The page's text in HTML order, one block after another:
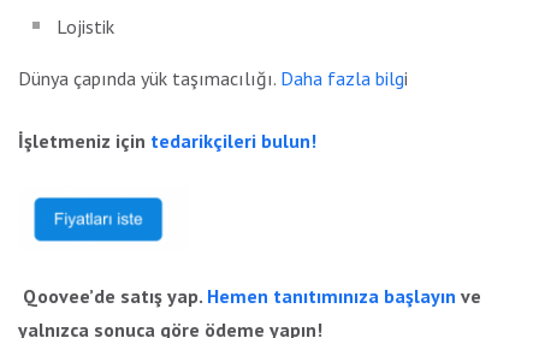
Lojistik
Dünya çapında yük taşımacılığı. Daha fazla bilgi
İşletmeniz için tedarikçileri bulun!
Qoovee’de satış yap. Hemen tanıtımınıza başlayın ve
yalnızca sonuca göre ödeme yapın!